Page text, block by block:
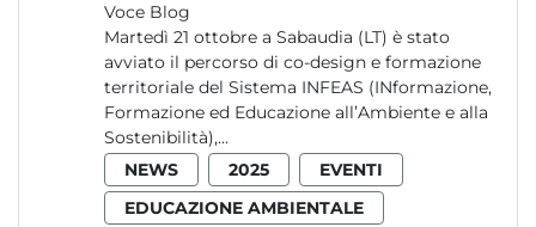
Voce Blog
Martedì 21 ottobre a Sabaudia (LT) è stato
avviato il percorso di co-design e formazione
territoriale del Sistema INFEAS (INformazione,
Formazione ed Educazione all’Ambiente e alla
Sostenibilità),...
NEWS
2025
EVENTI
EDUCAZIONE AMBIENTALE